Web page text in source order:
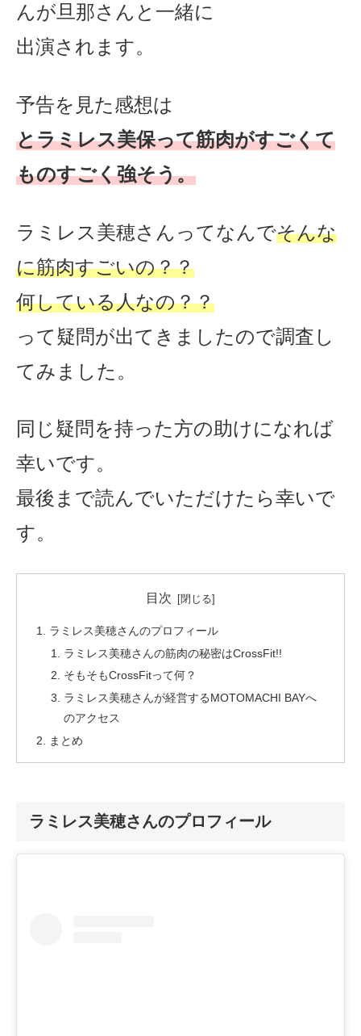
んが旦那さんと一緒に
出演されます。
予告を見た感想は
とラミレス美保って筋肉がすごくて
ものすごく強そう。
ラミレス美穂さんってなんでそんな
に筋肉すごいの？？
何している人なの？？
って疑問が出てきましたので調査し
てみました。
同じ疑問を持った方の助けになれば
幸いです。
最後まで読んでいただけたら幸いで
す。
目次
ラミレス美穂さんのプロフィール
ラミレス美穂さんの筋肉の秘密はCrossFit!!
そもそもCrossFitって何？
ラミレス美穂さんが経営するMOTOMACHI BAYへ
のアクセス
まとめ
ラミレス美穂さんのプロフィール